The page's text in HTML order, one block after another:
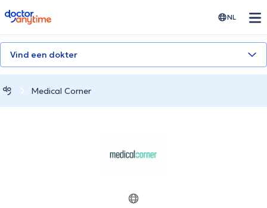
doctoranytime NL
Vind een dokter
Medical Corner